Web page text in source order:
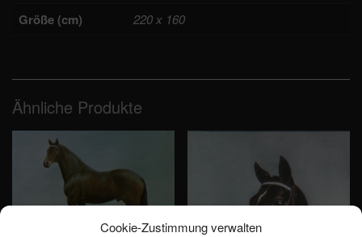
Cookie-Zustimmung verwalten
Größe (cm) 220 x 160
Ähnliche Produkte